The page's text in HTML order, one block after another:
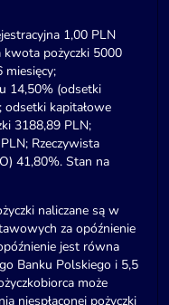
1,00 PLN
kwota pożyczki 5000
miesięcy;
14,50% (odsetki
kapitałowe
3188,89 PLN;
Rzeczywista
41,80%. Stan na
naliczane są w
za opóźnienie
jest równa
Banku Polskiego i 5,5
może
niespłaconej pożyczki